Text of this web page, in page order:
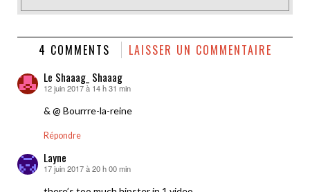
4 COMMENTS LAISSER UN COMMENTAIRE
Le Shaaag_ Shaaag
dit :
12 juin 2017 à 14 h 31 min
& @ Bourrre-la-reine
Répondre
Layne
dit :
17 juin 2017 à 20 h 00 min